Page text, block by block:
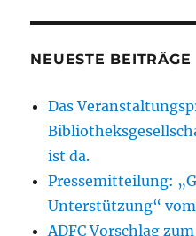
NEUESTE BEITRÄGE
Das
ist da.
Pressemitteilung:
Unterstützung“
ADFC Vorschlag